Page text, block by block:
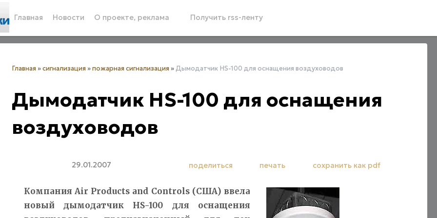
Главная Новости О проекте, реклама Получить rss-ленту
Главная »сигнализация »пожарная сигнализация »Дымодатчик HS-100 для оснащения воздуховодов
Дымодатчик HS-100 для оснащения
воздуховодов
29.01.2007 поделиться печать сохранить как pdf
Компания Air Products and Controls (США) ввела
новый дымодатчик HS-100 для оснащения